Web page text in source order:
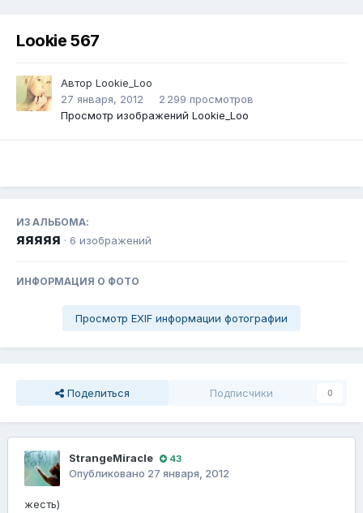
Lookie 567
Автор Lookie_Loo
27 января, 2012
2 299 просмотров
Просмотр изображений Lookie_Loo
ИЗ АЛЬБОМА:
яяяяя · 6 изображений
ИНФОРМАЦИЯ О ФОТО
Просмотр EXIF информации фотографии
Поделиться Подписчики 0
StrangeMiracle 43
Опубликовано 27 января, 2012
жесть)